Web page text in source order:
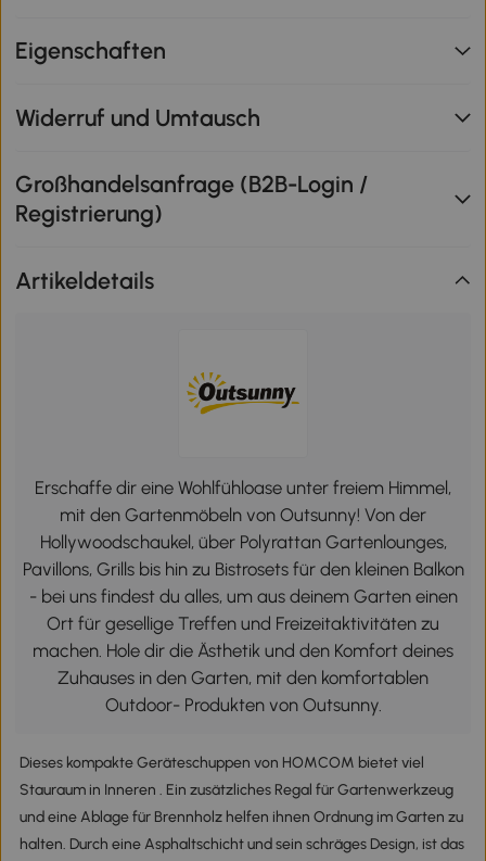
Eigenschaften
Widerruf und Umtausch
Großhandelsanfrage (B2B-Login /
Registrierung)
Artikeldetails
Erschaffe dir eine Wohlfühloase unter freiem Himmel,
mit den Gartenmöbeln von Outsunny! Von der
Hollywoodschaukel, über Polyrattan Gartenlounges,
Pavillons, Grills bis hin zu Bistrosets für den kleinen Balkon
- bei uns findest du alles, um aus deinem Garten einen
Ort für gesellige Treffen und Freizeitaktivitäten zu
machen. Hole dir die Ästhetik und den Komfort deines
Zuhauses in den Garten, mit den komfortablen
Outdoor- Produkten von Outsunny.
Dieses kompakte Geräteschuppen von HOMCOM bietet viel
Stauraum in Inneren . Ein zusätzliches Regal für Gartenwerkzeug
und eine Ablage für Brennholz helfen ihnen Ordnung im Garten zu
halten. Durch eine Asphaltschicht und sein schräges Design, ist das